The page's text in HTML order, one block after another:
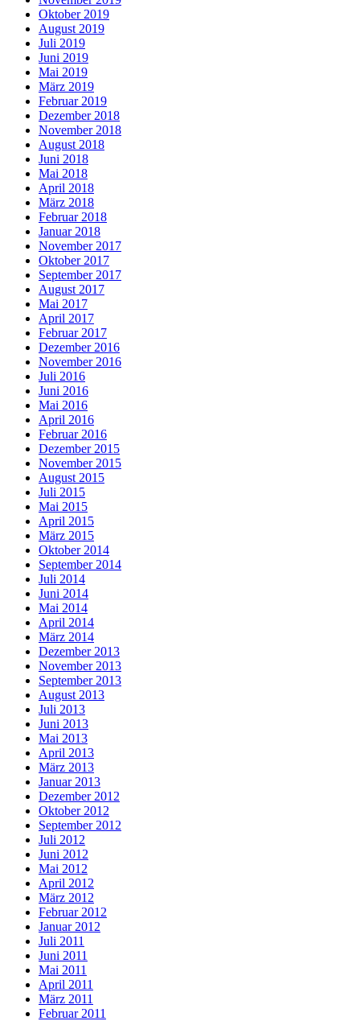
Oktober 2019
August 2019
Juli 2019
Juni 2019
Mai 2019
März 2019
Februar 2019
Dezember 2018
November 2018
August 2018
Juni 2018
Mai 2018
April 2018
März 2018
Februar 2018
Januar 2018
November 2017
Oktober 2017
September 2017
August 2017
Mai 2017
April 2017
Februar 2017
Dezember 2016
November 2016
Juli 2016
Juni 2016
Mai 2016
April 2016
Februar 2016
Dezember 2015
November 2015
August 2015
Juli 2015
Mai 2015
April 2015
März 2015
Oktober 2014
September 2014
Juli 2014
Juni 2014
Mai 2014
April 2014
März 2014
Dezember 2013
November 2013
September 2013
August 2013
Juli 2013
Juni 2013
Mai 2013
April 2013
März 2013
Januar 2013
Dezember 2012
Oktober 2012
September 2012
Juli 2012
Juni 2012
Mai 2012
April 2012
März 2012
Februar 2012
Januar 2012
Juli 2011
Juni 2011
Mai 2011
April 2011
März 2011
Februar 2011